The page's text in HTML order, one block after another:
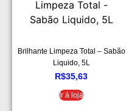
Brilhante Limpeza Total – Sabão
Liquido, 5L
R$35,63
Ir à loja